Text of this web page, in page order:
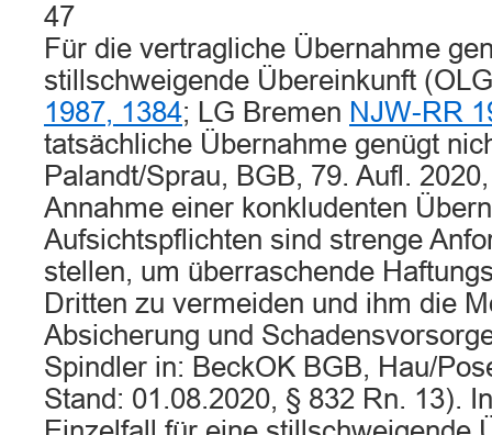
47
Für die vertragliche Übernahme
stillschweigende Übereinkunft
1987, 1384; LG Bremen NJW-RR
tatsächliche Übernahme genügt
Palandt/Sprau, BGB, 79. Aufl.
Annahme einer konkludenten
Aufsichtspflichten sind strenge
stellen, um überraschende
Dritten zu vermeiden und ihm die
Absicherung und
Spindler in: BeckOK BGB, Hau/
Stand: 01.08.2020, § 832 Rn. 13).